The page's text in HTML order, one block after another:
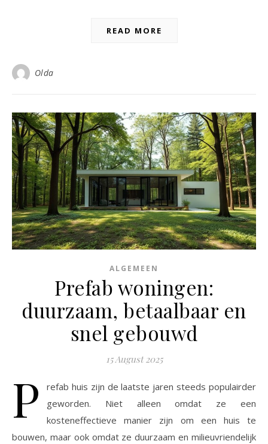
READ MORE
Olda
ALGEMEEN
Prefab woningen:
duurzaam, betaalbaar en
snel gebouwd
15 August 2025
P
refab huis zijn de laatste jaren steeds populairder
geworden. Niet alleen omdat ze een
kosteneffectieve manier zijn om een huis te
bouwen, maar ook omdat ze duurzaam en milieuvriendelijk